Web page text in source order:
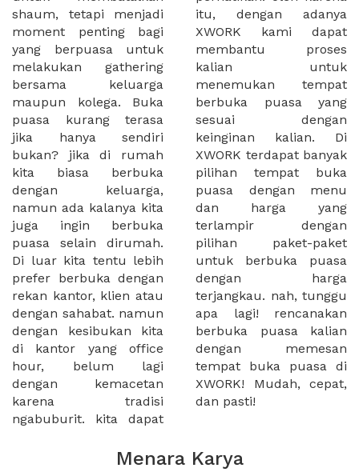
shaum, tetapi menjadi
moment penting bagi
yang berpuasa untuk
melakukan gathering
bersama keluarga
maupun kolega. Buka
puasa kurang terasa
jika hanya sendiri
bukan? jika di rumah
kita biasa berbuka
dengan keluarga,
namun ada kalanya kita
juga ingin berbuka
puasa selain dirumah.
Di luar kita tentu lebih
prefer berbuka dengan
rekan kantor, klien atau
dengan sahabat. namun
dengan kesibukan kita
di kantor yang office
hour, belum lagi
dengan kemacetan
karena tradisi
ngabuburit. kita dapat
itu, dengan adanya
XWORK kami dapat
membantu proses
kalian untuk
menemukan tempat
berbuka puasa yang
sesuai dengan
keinginan kalian. Di
XWORK terdapat banyak
pilihan tempat buka
puasa dengan menu
dan harga yang
terlampir dengan
pilihan paket-paket
untuk berbuka puasa
dengan harga
terjangkau. nah, tunggu
apa lagi! rencanakan
berbuka puasa kalian
dengan memesan
tempat buka puasa di
XWORK! Mudah, cepat,
dan pasti!
Menara Karya